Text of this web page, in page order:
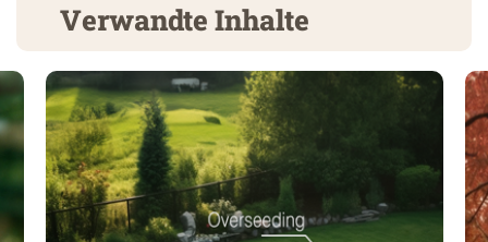
Verwandte Inhalte